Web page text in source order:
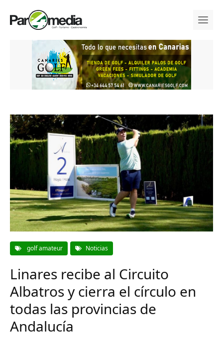
golf amateur Noticias
Linares recibe al Circuito
Albatros y cierra el círculo en
todas las provincias de
Andalucía